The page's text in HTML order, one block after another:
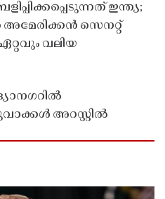
ഇന്ത്യ;
അമേരിക്കൻ സെനറ്റ്
വലിയ
അറസ്റ്റിൽ